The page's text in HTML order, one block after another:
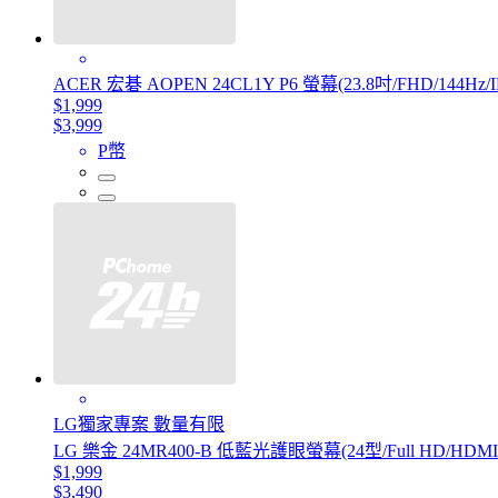
ACER 宏碁 AOPEN 24CL1Y P6 螢幕(23.8吋/FHD/144Hz/
$1,999
$3,999
P幣
LG獨家專案 數量有限
LG 樂金 24MR400-B 低藍光護眼螢幕(24型/Full HD/
$1,999
$3,490